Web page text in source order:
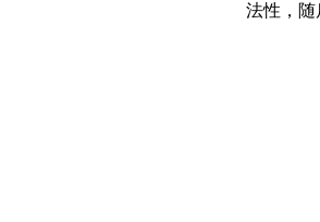
法性，随